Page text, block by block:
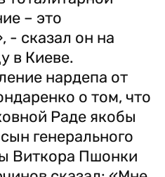
– это
- сказал он на
в Киеве.
нардепа от
о том, что
Раде якобы
генерального
Виткора Пшонки